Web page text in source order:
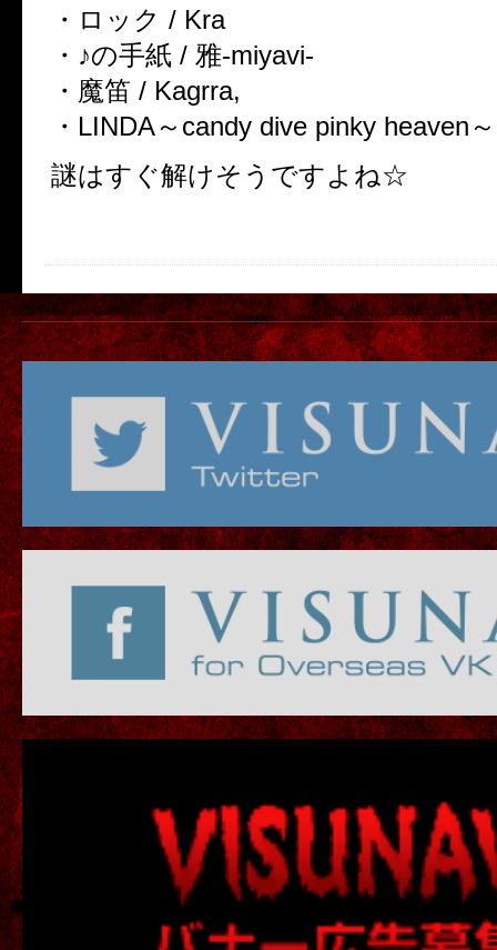
・ロック / Kra
・♪の手紙 / 雅-miyavi-
・魔笛 / Kagrra,
・LINDA～candy dive pinky heaven
謎はすぐ解けそうですよね☆